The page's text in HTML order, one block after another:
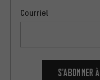
Courriel